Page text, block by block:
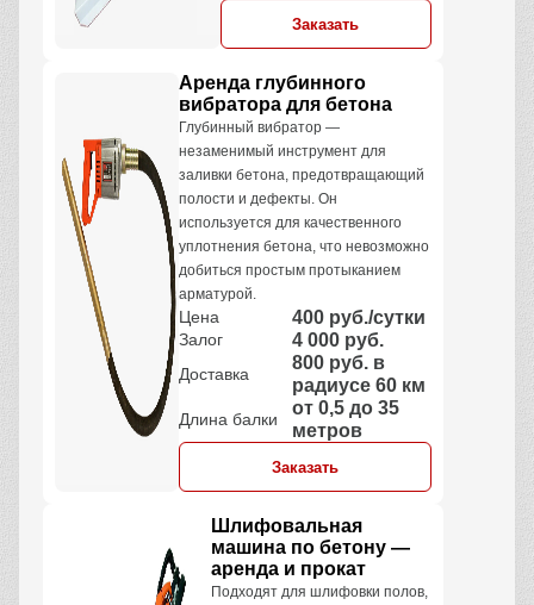
Заказать
Аренда глубинного
вибратора для бетона
Глубинный вибратор —
незаменимый инструмент для
заливки бетона, предотвращающий
полости и дефекты. Он
используется для качественного
уплотнения бетона, что невозможно
добиться простым протыканием
арматурой.
Цена 400 руб./сутки
Залог 4 000 руб.
Доставка
800 руб. в
радиусе 60 км
Длина балки
от 0,5 до 35
метров
Заказать
Шлифовальная
машина по бетону —
аренда и прокат
Подходят для шлифовки полов,